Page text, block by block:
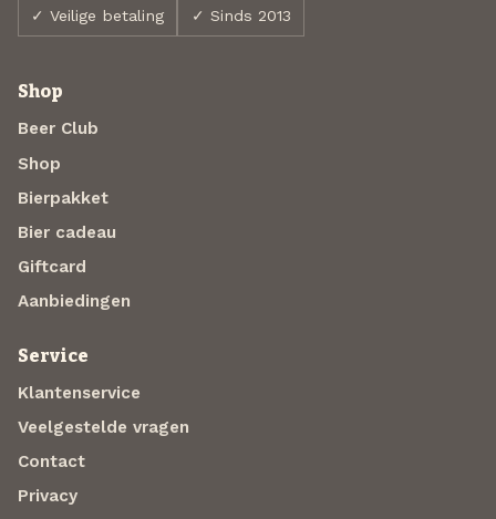
✓ Veilige betaling ✓ Sinds 2013
Shop
Beer Club
Shop
Bierpakket
Bier cadeau
Giftcard
Aanbiedingen
Service
Klantenservice
Veelgestelde vragen
Contact
Privacy